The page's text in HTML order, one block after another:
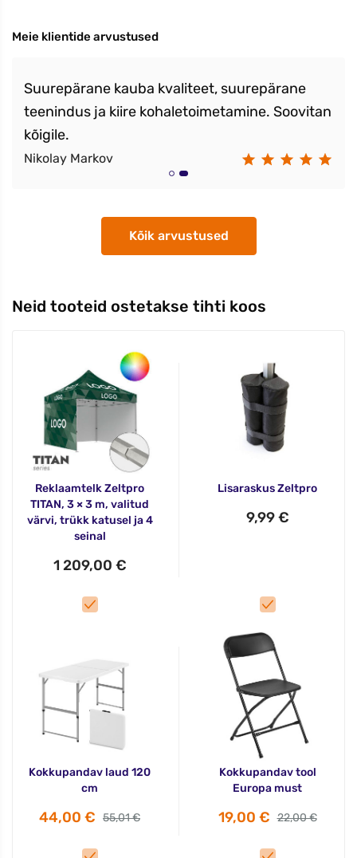
Meie klientide arvustused
Suurepärane kauba kvaliteet, suurepärane
teenindus ja kiire kohaletoimetamine. Soovitan
kõigile.
Nikolay Markov
Kõik arvustused
Neid tooteid ostetakse tihti koos
Reklaamtelk Zeltpro
TITAN, 3 × 3 m, valitud
värvi, trükk katusel ja 4
seinal
1 209,00 €
Lisaraskus Zeltpro
9,99 €
Kokkupandav laud 120
cm
44,00 € 55,01 €
Kokkupandav tool
Europa must
19,00 € 22,00 €